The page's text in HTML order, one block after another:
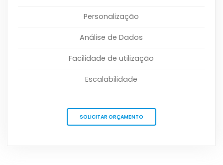
Personalização
Análise de Dados
Facilidade de utilização
Escalabilidade
SOLICITAR ORÇAMENTO